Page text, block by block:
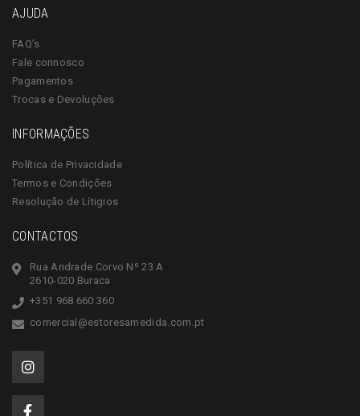
AJUDA
FAQ’s
Fale connosco
Pagamentos
Trocas e Devoluções
INFORMAÇÕES
Política de Privacidade
Termos e Condições
Resolução de Lítigios
CONTACTOS
Rua Andrade Corvo Nº 23 A
2610-020 Buraca
+351 968 660 360
comercial@estoresamedida.com.pt